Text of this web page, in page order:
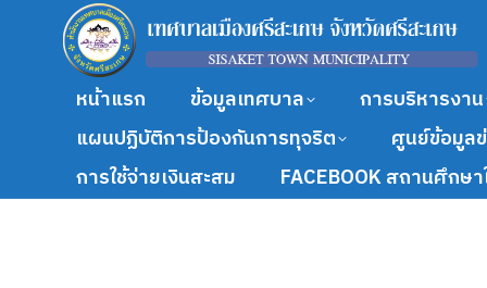
หน้าแรก ข้อมูลเทศบาล การบริหารงาน
แผนปฏิบัติการป้องกันการทุจริต
ศูนย์ข้อมูล
การใช้จ่ายเงินสะสม
FACEBOOK สถานศึกษ